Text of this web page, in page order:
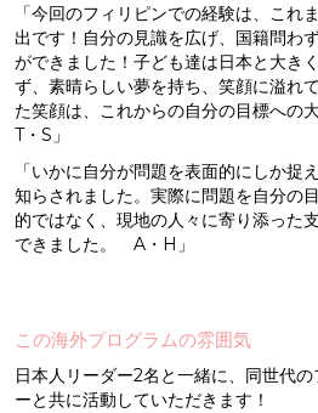
「今回のフィリピンでの経験は、これ
出です！自分の見識を広げ、国籍問わ
ができました！子ども達は日本と大き
ず、素晴らしい夢を持ち、笑顔に溢れ
た笑顔は、これからの自分の目標への
T・S」
「いかに自分が問題を表面的にしか捉
知らされました。実際に問題を自分の
的ではなく、現地の人々に寄り添った
できました。 A・H」
この海外プログラムの雰囲気
日本人リーダー2名と一緒に、同世代
ーと共に活動していただきます！